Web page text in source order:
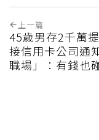
上一篇
45歲男存2千萬
接信用卡公司通
職場」：有錢也